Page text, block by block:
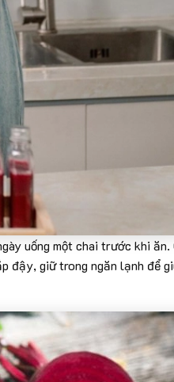
uống một chai trước khi
đậy, giữ trong ngăn lạnh để